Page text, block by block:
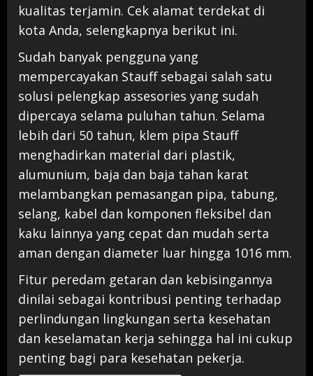
kualitas terjamin. Cek alamat terdekat di
kota Anda, selengkapnya berikut ini.
Sudah banyak pengguna yang
mempercayakan Stauff sebagai salah satu
solusi pelengkap assesories yang sudah
dipercaya selama puluhan tahun. Selama
lebih dari 50 tahun, klem pipa Stauff
menghadirkan material dari plastik,
alumunium, baja dan baja tahan karat
melambangkan pemasangan pipa, tabung,
selang, kabel dan komponen fleksibel dan
kaku lainnya yang cepat dan mudah serta
aman dengan diameter luar hingga 1016 mm.
Fitur peredam getaran dan kebisingannya
dinilai sebagai kontribusi penting terhadap
perlindungan lingkungan serta kesehatan
dan keselamatan kerja sehingga hal ini cukup
penting bagi para kesehatan pekerja.